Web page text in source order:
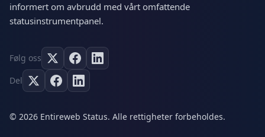
informert om avbrudd med vårt omfattende
statusinstrumentpanel.
Følg oss
Del
© 2026 Entireweb Status. Alle rettigheter forbeholdes.